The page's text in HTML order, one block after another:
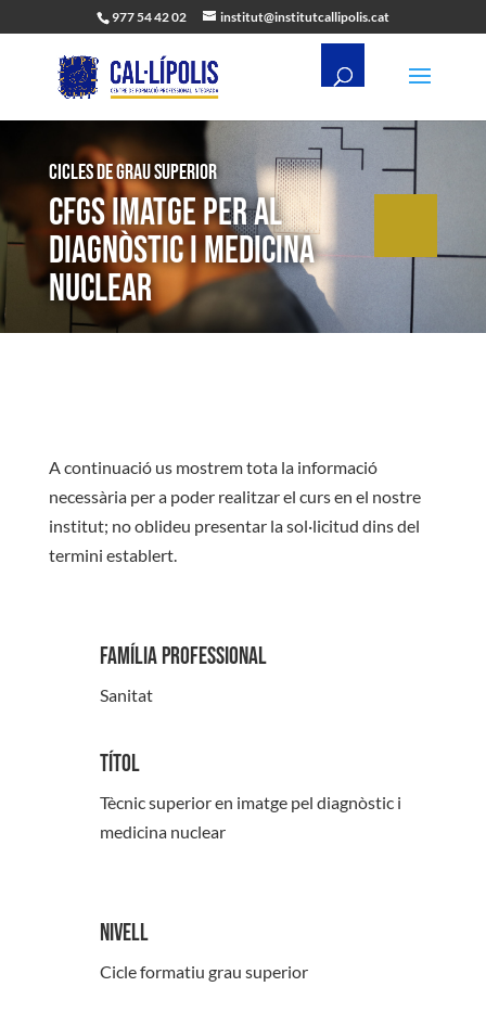
977 54 42 02 institut@institutcallipolis.cat
Cicles de Grau Superior
CFGS Imatge per al
diagnòstic i medicina
nuclear
A continuació us mostrem tota la informació
necessària per a poder realitzar el curs en el nostre
institut; no oblideu presentar la sol·licitud dins del
termini establert.
Família professional
Sanitat
Títol
Tècnic superior en imatge pel diagnòstic i
medicina nuclear
Nivell
Cicle formatiu grau superior